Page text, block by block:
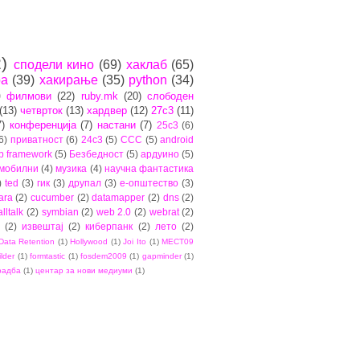
сподели кино (69) хаклаб (65)
(39) хакирање (35) python (34)
филмови (22) ruby.mk (20) слободен
четврток (13) хардвер (12) 27c3 (11)
конференција (7) настани (7) 25c3 (6)
приватност (6) 24c3 (5) CCC (5) android
framework (5) Безбедност (5) ардуино (5)
(4) музика (4) научна фантастика
ted (3) гик (3) друпал (3) е-општество (3)
(2) cucumber (2) datamapper (2) dns (2)
(2) symbian (2) web 2.0 (2) webrat (2)
(2) извештај (2) киберпанк (2) лето (2)
Retention (1) Hollywood (1) Joi Ito (1) MECT09
(1) formtastic (1) fosdem2009 (1) gapminder (1)
(1) центар за нови медиуми (1)